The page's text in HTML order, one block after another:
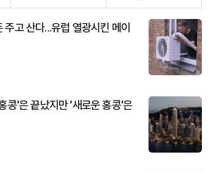
고 산다...유럽 열광시킨 메이
콩'은 끝났지만 '새로운 홍콩'은